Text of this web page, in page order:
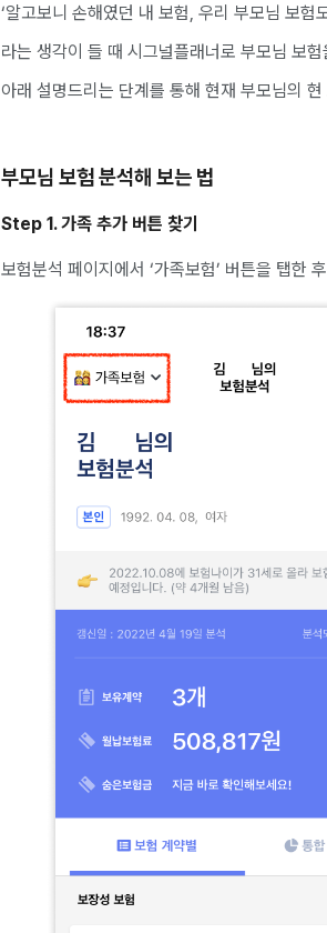
‘알고보니 손해였던 내 보험, 우리 부모님 보험
라는 생각이 들 때 시그널플래너로 부모님 보
아래 설명드리는 단계를 통해 현재 부모님의
부모님 보험 분석해 보는 법
Step 1. 가족 추가 버튼 찾기
보험분석 페이지에서 ‘가족보험’ 버튼을 탭한